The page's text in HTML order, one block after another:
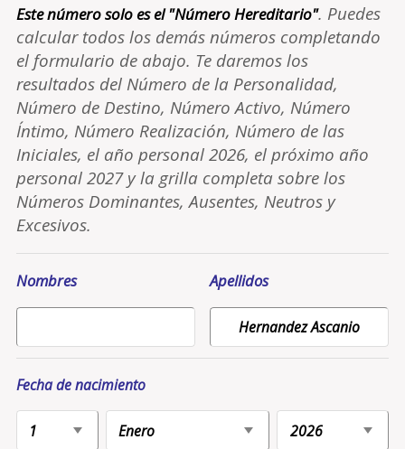
Este número solo es el "Número Hereditario". Puedes
calcular todos los demás números completando
el formulario de abajo. Te daremos los
resultados del Número de la Personalidad,
Número de Destino, Número Activo, Número
Íntimo, Número Realización, Número de las
Iniciales, el año personal 2026, el próximo año
personal 2027 y la grilla completa sobre los
Números Dominantes, Ausentes, Neutros y
Excesivos.
Nombres Apellidos
Fecha de nacimiento